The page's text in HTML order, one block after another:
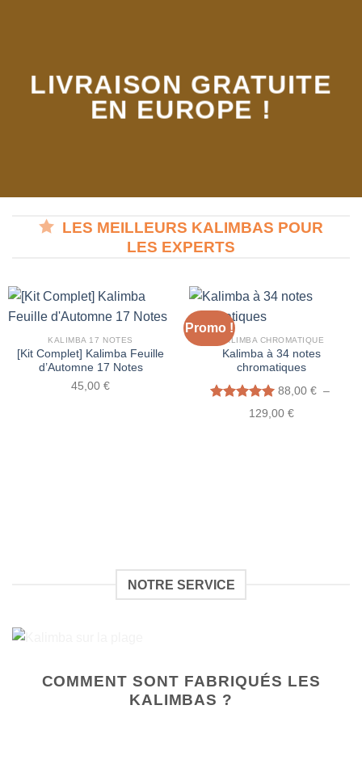
LIVRAISON GRATUITE
EN EUROPE !
LES MEILLEURS KALIMBAS POUR
LES EXPERTS
KALIMBA 17 NOTES
[Kit Complet] Kalimba Feuille
d’Automne 17 Notes
45,00 €
Promo !
KALIMBA CHROMATIQUE
Kalimba à 34 notes
chromatiques
5.00
88,00€ –
129,00 €Plage
NOTRE SERVICE
COMMENT SONT FABRIQUÉS LES
KALIMBAS ?